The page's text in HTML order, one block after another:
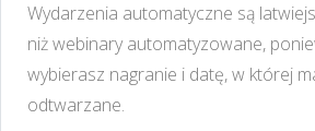
Wydarzenia automatyczne są
niż webinary automatyzowane,
wybierasz nagranie i datę, w której
odtwarzane.